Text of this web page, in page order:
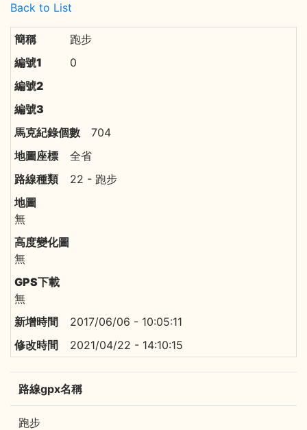
Back to List
跑步
0
704
全省
22 - 跑步
無
無
無
2017/06/06 - 10:05:11
2021/04/22 - 14:10:15
路線gpx名稱
跑步